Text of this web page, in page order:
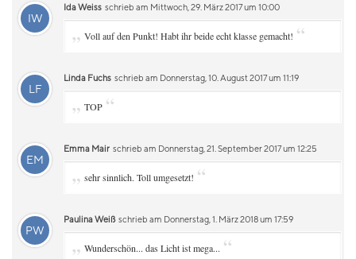
IW
Ida Weiss schrieb am Mittwoch, 29. März 2017 um 10:00
„ Voll auf den Punkt! Habt ihr beide echt klasse gemacht! “
LF
Linda Fuchs schrieb am Donnerstag, 10. August 2017 um 11:19
„ TOP “
EM
Emma Mair schrieb am Donnerstag, 21. September 2017 um 12:25
„ sehr sinnlich. Toll umgesetzt! “
PW
Paulina Weiß schrieb am Donnerstag, 1. März 2018 um 17:59
„ Wunderschön... das Licht ist mega... “